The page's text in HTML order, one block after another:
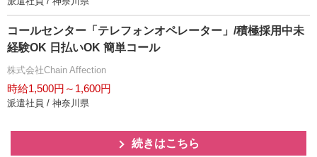
コールセンター「テレフォンオペレーター」/積極採用中未
経験OK 日払いOK 簡単コール
株式会社Chain Affection
時給1,500円～1,600円
派遣社員 / 神奈川県
続きはこちら